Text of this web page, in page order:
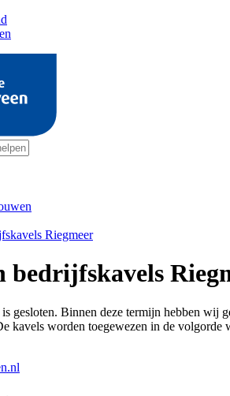
Riegmeer
bedrijfskavels
gesloten. Binnen deze termijn hebben wij
kavels worden toegewezen in de